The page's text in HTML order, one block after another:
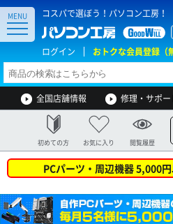
コスパで選ぼう！パソコン工房！
ログイン おトクな会員登録（
MENU
全国店舗情報 修理・サポー
初めての方 お気に入り 閲覧履歴
PCパーツ・周辺機器 5,000